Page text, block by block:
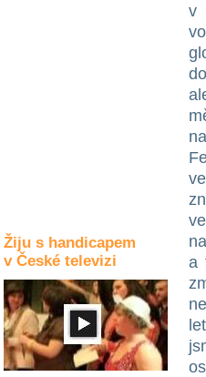
Žiju s handicapem
v České televizi
v
a